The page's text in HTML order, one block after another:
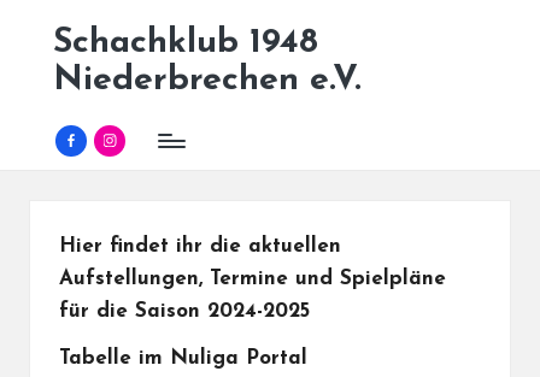
Schachklub 1948
Niederbrechen e.V.
Facebook
Instagram
Hier findet ihr die aktuellen
Aufstellungen, Termine und Spielpläne
für die Saison 2024-2025
Tabelle im Nuliga Portal